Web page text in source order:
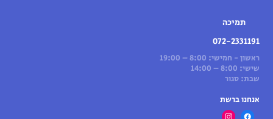
תמיכה
072-2331191
ראשון - חמישי: 8:00 – 19:00
שישי: 8:00 – 14:00
שבת: סגור
אנחנו ברשת